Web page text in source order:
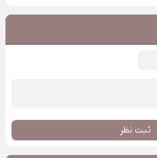
ثبت نظر